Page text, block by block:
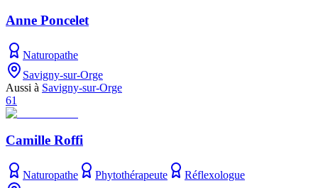
Anne Poncelet
Naturopathe
Savigny-sur-Orge
Aussi à Savigny-sur-Orge
61
Camille Roffi
Naturopathe Phytothérapeute
Réflexologue